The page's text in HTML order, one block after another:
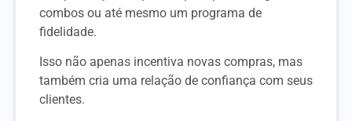
combos ou até mesmo um programa de
fidelidade.
Isso não apenas incentiva novas compras, mas
também cria uma relação de confiança com seus
clientes.